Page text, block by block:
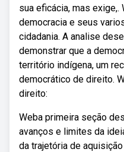
sua eficácia, mas exige,.
democracia e seus
cidadania. A analise
demonstrar que a
território indígena, um
democrático de direito.
direito:
Weba primeira seção
avanços e limites da
da trajetória de